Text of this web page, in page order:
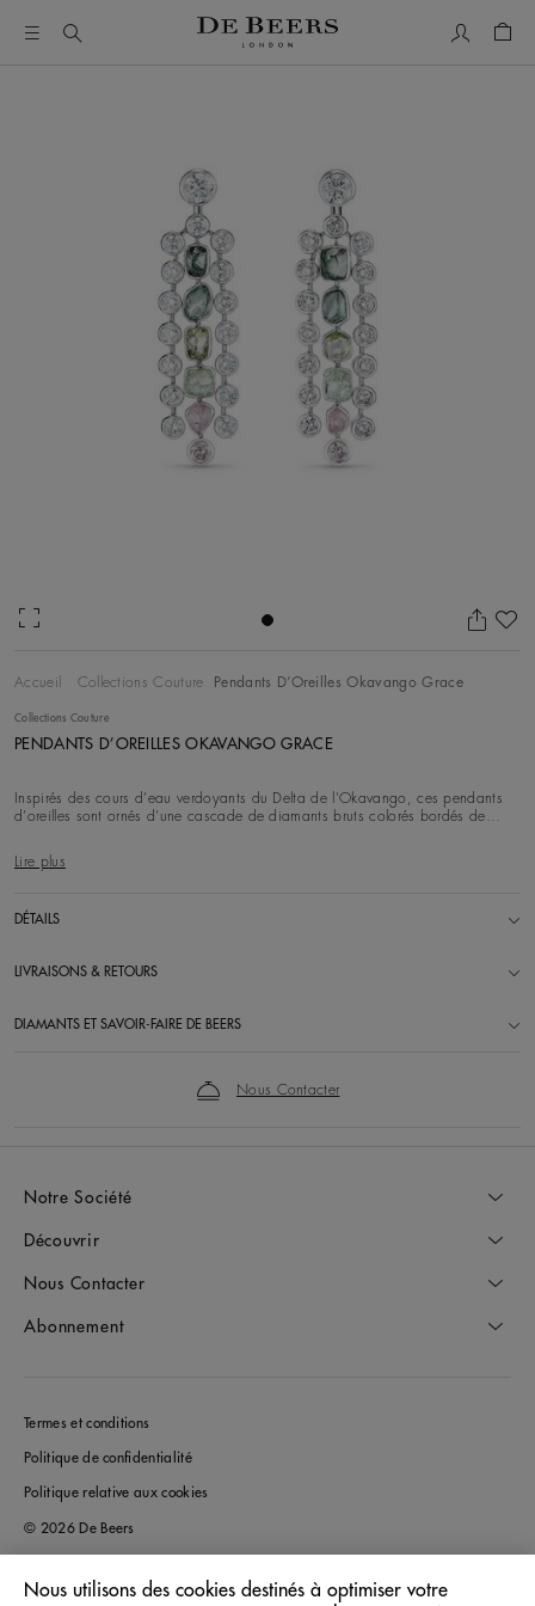
Accueil Collections Couture Pendants D’Oreilles Okavango Grace
Collections Couture
PENDANTS D’OREILLES OKAVANGO GRACE
Inspirés des cours d’eau verdoyants du Delta de l’Okavango, ces pendants
d’oreilles sont ornés d’une cascade de diamants bruts colorés bordés de
Lire plus
DÉTAILS
LIVRAISONS & RETOURS
DIAMANTS ET SAVOIR-FAIRE DE BEERS
Nous Contacter
Notre Société
Découvrir
Nous Contacter
Abonnement
Termes et conditions
Politique de confidentialité
Politique relative aux cookies
© 2026 De Beers
Nous utilisons des cookies destinés à optimiser votre